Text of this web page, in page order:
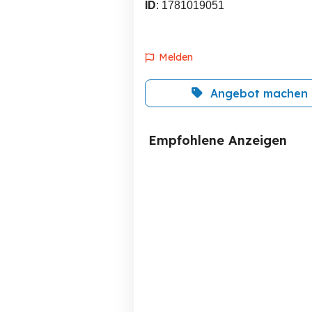
ID: 1781019051
Melden
Angebot machen
Empfohlene Anzeigen